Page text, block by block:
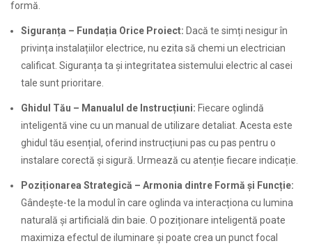
formă.
Siguranța – Fundația Orice Proiect: Dacă te simți nesigur în
privința instalațiilor electrice, nu ezita să chemi un electrician
calificat. Siguranța ta și integritatea sistemului electric al casei
tale sunt prioritare.
Ghidul Tău – Manualul de Instrucțiuni: Fiecare oglindă
inteligentă vine cu un manual de utilizare detaliat. Acesta este
ghidul tău esențial, oferind instrucțiuni pas cu pas pentru o
instalare corectă și sigură. Urmează cu atenție fiecare indicație.
Poziționarea Strategică – Armonia dintre Formă și Funcție:
Gândește-te la modul în care oglinda va interacționa cu lumina
naturală și artificială din baie. O poziționare inteligentă poate
maximiza efectul de iluminare și poate crea un punct focal